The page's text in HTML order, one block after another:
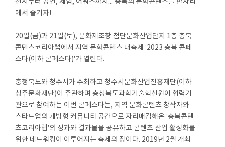
에서 즐기자!
20일(금)과 21일(토), 문화제조창 첨단문화산업단지 1층 충북
콘텐츠코리아랩에서 지역 문화콘텐츠 대축제 ‘2023 충북 콘페
스타(이하 콘페스타)’가 열린다.
충청북도와 청주시가 주최하고 청주시문화산업진흥재단(이하
청주문화재단)이 주관하며 충청북도과학기술혁신원이 협력기
관으로 참여하는 이번 콘페스타는, 지역 문화콘텐츠 창작자와
스타트업의 개방형 커뮤니티 공간으로 자리매김해온 ‘충북콘텐
츠코리아랩’의 성과와 결과물을 공유하고 콘텐츠 산업 활성화를
위한 네트워킹이 이루어지는 축제의 장이다. 2019년 2월 개최